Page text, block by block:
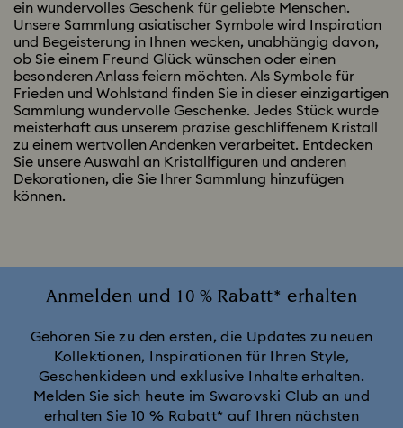
ein wundervolles Geschenk für geliebte Menschen.
Unsere Sammlung asiatischer Symbole wird Inspiration
und Begeisterung in Ihnen wecken, unabhängig davon,
ob Sie einem Freund Glück wünschen oder einen
besonderen Anlass feiern möchten. Als Symbole für
Frieden und Wohlstand finden Sie in dieser einzigartigen
Sammlung wundervolle Geschenke. Jedes Stück wurde
meisterhaft aus unserem präzise geschliffenem Kristall
zu einem wertvollen Andenken verarbeitet. Entdecken
Sie unsere Auswahl an Kristallfiguren und anderen
Dekorationen, die Sie Ihrer Sammlung hinzufügen
können.
Anmelden und 10 % Rabatt* erhalten
Gehören Sie zu den ersten, die Updates zu neuen
Kollektionen, Inspirationen für Ihren Style,
Geschenkideen und exklusive Inhalte erhalten.
Melden Sie sich heute im Swarovski Club an und
erhalten Sie 10 % Rabatt* auf Ihren nächsten